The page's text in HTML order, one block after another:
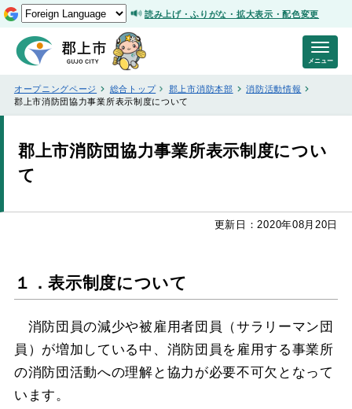
読み上げ・ふりがな・拡大表示・配色変更
オープニングページ 総合トップ 郡上市消防本部
消防活動情報
郡上市消防団協力事業所表示制度について
郡上市消防団協力事業所表示制度につい
て
更新日：2020年08月20日
１．表示制度について
消防団員の減少や被雇用者団員（サラリーマン団
員）が増加している中、消防団員を雇用する事業所
の消防団活動への理解と協力が必要不可欠となって
います。
メニュー